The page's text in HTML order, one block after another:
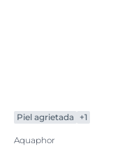
La regeneración
protectora
natural de
clínicamente
Piel agrietada +1
Aquaphor